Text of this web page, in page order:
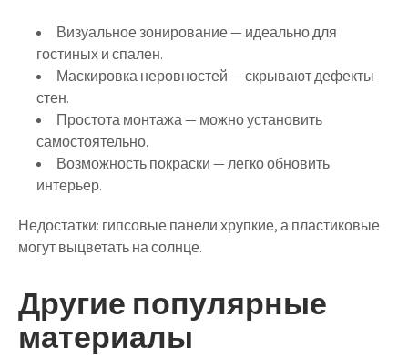
Визуальное зонирование — идеально для
гостиных и спален.
Маскировка неровностей — скрывают дефекты
стен.
Простота монтажа — можно установить
самостоятельно.
Возможность покраски — легко обновить
интерьер.
Недостатки: гипсовые панели хрупкие, а пластиковые
могут выцветать на солнце.
Другие популярные
материалы